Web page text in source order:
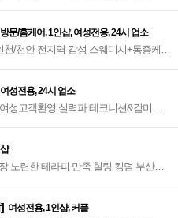
방문/홈케어, 1인샵, 여성전용, 24시 업소
/천안 전지역 감성 스웨디시+통증케어
성전용, 24시 업소
테크니션&감미로
노련한 테라피 만족 힐링 킹덤 부산여
여성전용, 1인샵, 커플